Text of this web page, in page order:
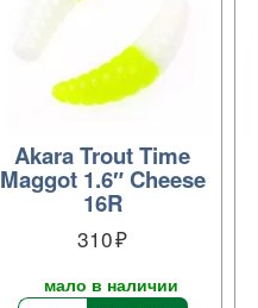
Akara Trout Time
Maggot 1.6″ Cheese
16R
310
мало в наличии